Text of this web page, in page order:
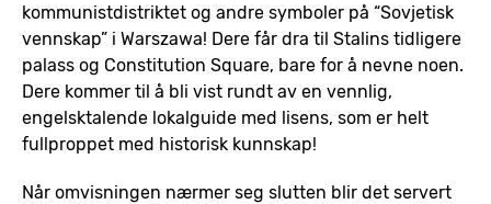
kommunistdistriktet og andre symboler på “Sovjetisk
vennskap” i Warszawa! Dere får dra til Stalins tidligere
palass og Constitution Square, bare for å nevne noen.
Dere kommer til å bli vist rundt av en vennlig,
engelsktalende lokalguide med lisens, som er helt
fullproppet med historisk kunnskap!
Når omvisningen nærmer seg slutten blir det servert